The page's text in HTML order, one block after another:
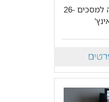
מעלית תקרה למסכים 26-